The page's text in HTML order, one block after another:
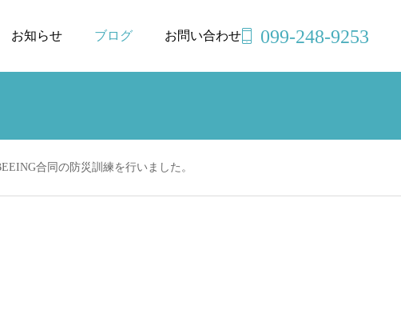
お知らせ ブログ お問い合わせ 099-248-9253
合同の防災訓練を行いました。